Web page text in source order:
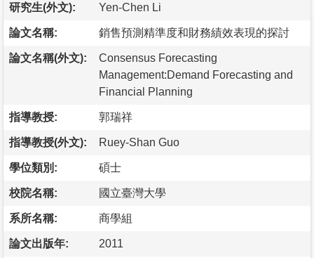
研究生(外文): Yen-Chen Li
論文名稱: 銷售預測精準度和財務績效表現的探討
論文名稱(外文):
Consensus Forecasting
Management:Demand Forecasting and
Financial Planning
指導教授: 郭瑞祥
指導教授(外文): Ruey-Shan Guo
學位類別: 碩士
校院名稱: 國立臺灣大學
系所名稱: 商學組
論文出版年: 2011